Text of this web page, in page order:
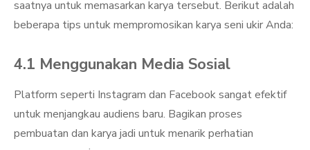
saatnya untuk memasarkan karya tersebut. Berikut adalah
beberapa tips untuk mempromosikan karya seni ukir Anda:
4.1 Menggunakan Media Sosial
Platform seperti Instagram dan Facebook sangat efektif
untuk menjangkau audiens baru. Bagikan proses
pembuatan dan karya jadi untuk menarik perhatian